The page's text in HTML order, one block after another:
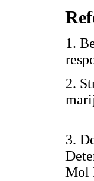
1.
2.
3.
Mol